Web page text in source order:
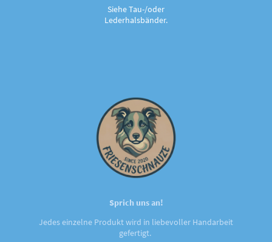
Siehe Tau-/oder
Lederhalsbänder.
Sprich uns an!
Jedes einzelne Produkt wird in liebevoller Handarbeit
gefertigt.